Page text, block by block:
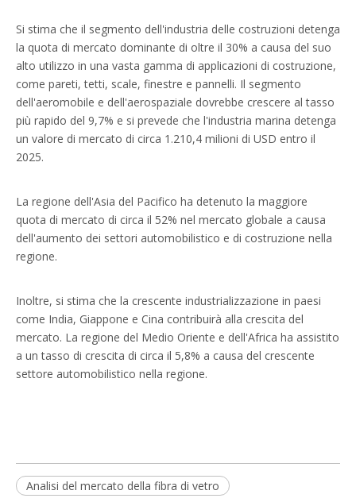
Si stima che il segmento dell'industria delle costruzioni detenga
la quota di mercato dominante di oltre il 30% a causa del suo
alto utilizzo in una vasta gamma di applicazioni di costruzione,
come pareti, tetti, scale, finestre e pannelli. Il segmento
dell'aeromobile e dell'aerospaziale dovrebbe crescere al tasso
più rapido del 9,7% e si prevede che l'industria marina detenga
un valore di mercato di circa 1.210,4 milioni di USD entro il
2025.
La regione dell'Asia del Pacifico ha detenuto la maggiore
quota di mercato di circa il 52% nel mercato globale a causa
dell'aumento dei settori automobilistico e di costruzione nella
regione.
Inoltre, si stima che la crescente industrializzazione in paesi
come India, Giappone e Cina contribuirà alla crescita del
mercato. La regione del Medio Oriente e dell'Africa ha assistito
a un tasso di crescita di circa il 5,8% a causa del crescente
settore automobilistico nella regione.
Analisi del mercato della fibra di vetro